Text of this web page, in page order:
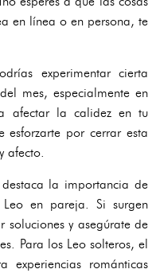
en línea o en persona, te
experimentar cierta
mes, especialmente en
afectar la calidez en tu
esforzarte por cerrar esta
afecto.
la importancia de
en pareja. Si surgen
soluciones y asegúrate de
Para los Leo solteros, el
experiencias románticas